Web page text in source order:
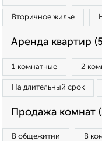
Вторичное жилье
Аренда квартир
1‑комнатные
На длительный срок
Продажа комнат
В общежитии В